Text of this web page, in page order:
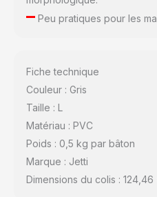
–Peu pratiques pour les
Fiche technique
Couleur : Gris
Taille : L
Matériau : PVC
Poids : 0,5 kg par bâton
Marque : Jetti
Dimensions du colis : 124,46